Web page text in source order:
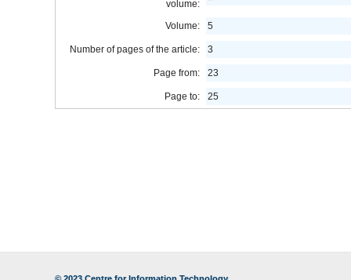
volume:
Volume: 5
Number of pages of the article: 3
Page from: 23
Page to: 25